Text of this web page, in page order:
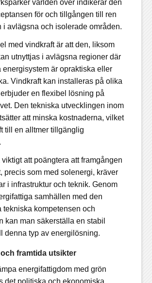
världen över indikerar den
för och tillgången till ren
i avlägsna och isolerade områden.
med vindkraft är att den, liksom
utnyttjas i avlägsna regioner där
energisystem är opraktiska eller
Vindkraft kan installeras på olika
en flexibel lösning på
Den tekniska utvecklingen inom
att minska kostnaderna, vilket
till en alltmer tillgänglig
viktigt att poängtera att framgången
precis som med solenergi, kräver
i infrastruktur och teknik. Genom
samhällen med den
tekniska kompetensen och
kan man säkerställa en stabil
denna typ av energilösning.
framtida utsikter
energifattigdom med grön
det politiska och ekonomiska